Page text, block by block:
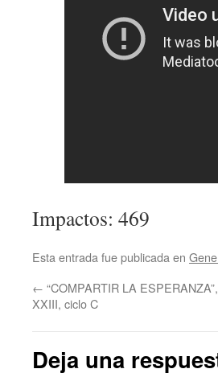
Impactos: 469
Esta entrada fue publicada en
← “COMPARTIR LA
XXIII, ciclo C
Deja una